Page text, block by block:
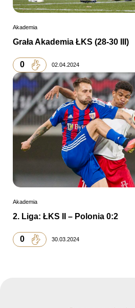
Akademia
Grała Akademia ŁKS (28-30 III)
0 02.04.2024
Akademia
2. Liga: ŁKS II – Polonia 0:2
0 30.03.2024